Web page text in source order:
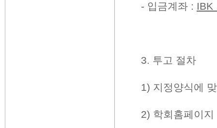
- 입금계좌 : IBK
3. 투고 절차
1) 지정양식에
2) 학회홈페이지